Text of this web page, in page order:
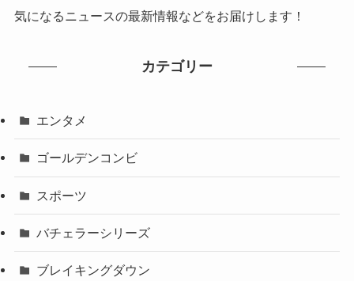
気になるニュースの最新情報などをお届けします！
カテゴリー
エンタメ
ゴールデンコンビ
スポーツ
バチェラーシリーズ
ブレイキングダウン